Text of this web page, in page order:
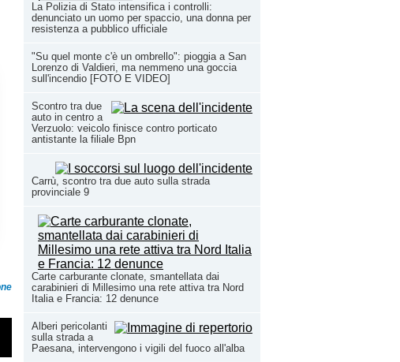
La Polizia di Stato intensifica i controlli:
denunciato un uomo per spaccio, una donna per
resistenza a pubblico ufficiale
"Su quel monte c'è un ombrello": pioggia a San
Lorenzo di Valdieri, ma nemmeno una goccia
sull'incendio [FOTO E VIDEO]
Scontro tra due
auto in centro a
Verzuolo: veicolo finisce contro porticato
antistante la filiale Bpn
Carrù, scontro tra due auto sulla strada
provinciale 9
Carte carburante clonate, smantellata dai
carabinieri di Millesimo una rete attiva tra Nord
Italia e Francia: 12 denunce
Alberi pericolanti
sulla strada a
Paesana, intervengono i vigili del fuoco all'alba